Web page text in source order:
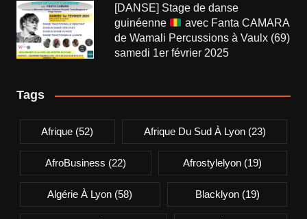
[DANSE] Stage de danse
guinéenne
avec Fanta CAMARA
de Wamali Percussions à Vaulx (69)
samedi 1er février 2025
Tags
Afrique (52) Afrique Du Sud À Lyon(23)
AfroBusiness (22) Afrostylelyon (19)
Algérie À Lyon (58) Blacklyon(19)